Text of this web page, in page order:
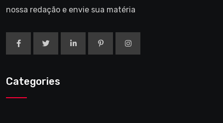
nossa redação e envie sua matéria
Categories